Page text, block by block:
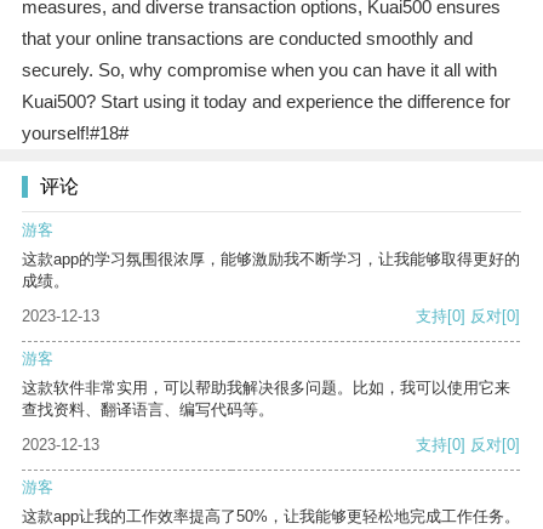
measures, and diverse transaction options, Kuai500 ensures
that your online transactions are conducted smoothly and
securely. So, why compromise when you can have it all with
Kuai500? Start using it today and experience the difference for
yourself!#18#
评论
游客
这款app的学习氛围很浓厚，能够激励我不断学习，让我能够取得更好的
成绩。
2023-12-13
支持[0] 反对[0]
游客
这款软件非常实用，可以帮助我解决很多问题。比如，我可以使用它来
查找资料、翻译语言、编写代码等。
2023-12-13
支持[0] 反对[0]
游客
这款app让我的工作效率提高了50%，让我能够更轻松地完成工作任务。